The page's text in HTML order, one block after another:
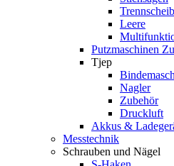
Leere
Putzmaschinen
Tjep
Nagler
Zubehör
Druckluft
Akkus &
Messtechnik
Schrauben und Nägel